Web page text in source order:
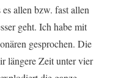
allen bzw. fast allen
geht. Ich habe mit
gesprochen. Die
längere Zeit unter vier